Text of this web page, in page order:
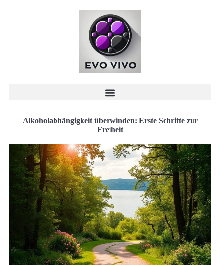
Alkoholabhängigkeit überwinden: Erste Schritte zur
Freiheit